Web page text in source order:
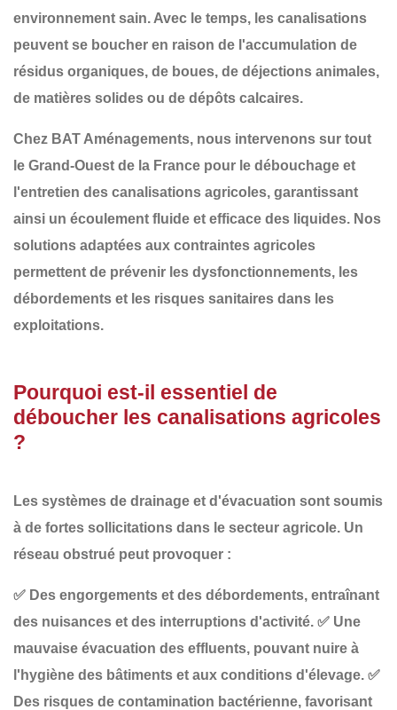
environnement sain. Avec le temps, les canalisations
peuvent se boucher en raison de l'accumulation de
résidus organiques, de boues, de déjections animales,
de matières solides ou de dépôts calcaires.
Chez BAT Aménagements, nous intervenons sur tout
le Grand-Ouest de la France pour le débouchage et
l'entretien des canalisations agricoles, garantissant
ainsi un écoulement fluide et efficace des liquides. Nos
solutions adaptées aux contraintes agricoles
permettent de prévenir les dysfonctionnements, les
débordements et les risques sanitaires dans les
exploitations.
Pourquoi est-il essentiel de
déboucher les canalisations agricoles
?
Les systèmes de drainage et d'évacuation sont soumis
à de fortes sollicitations dans le secteur agricole. Un
réseau obstrué peut provoquer :
✅ Des engorgements et des débordements, entraînant
des nuisances et des interruptions d'activité. ✅ Une
mauvaise évacuation des effluents, pouvant nuire à
l'hygiène des bâtiments et aux conditions d'élevage. ✅
Des risques de contamination bactérienne, favorisant